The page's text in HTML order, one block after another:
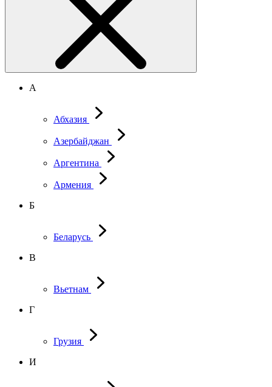
А
Абхазия
Азербайджан
Аргентина
Армения
Б
Беларусь
В
Вьетнам
Г
Грузия
И